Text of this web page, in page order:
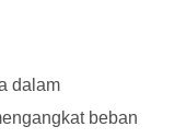
dalam
beban